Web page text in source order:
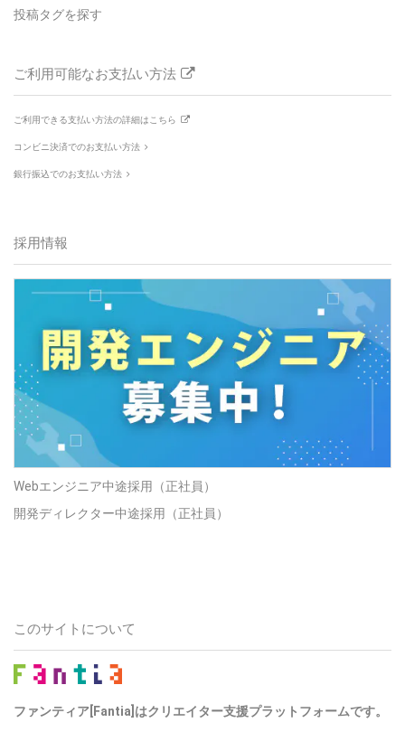
投稿タグを探す
ご利用可能なお支払い方法
ご利用できる支払い方法の詳細はこちら
コンビニ決済でのお支払い方法
銀行振込でのお支払い方法
採用情報
Webエンジニア中途採用（正社員）
開発ディレクター中途採用（正社員）
このサイトについて
ファンティア[Fantia]はクリエイター支援プラットフォームです。